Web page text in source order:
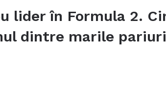
lider în Formula 2.
dintre marile